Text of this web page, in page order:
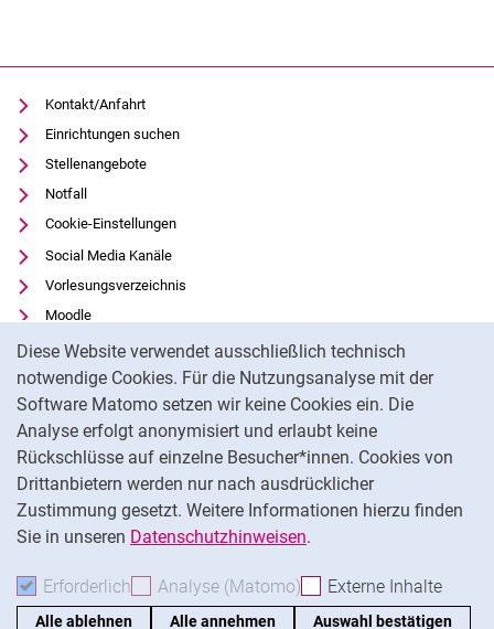
Diese Website verwendet ausschließlich technisch
notwendige Cookies. Für die Nutzungsanalyse mit der
Software Matomo setzen wir keine Cookies ein. Die
Analyse erfolgt anonymisiert und erlaubt keine
Rückschlüsse auf einzelne Besucher*innen. Cookies von
Drittanbietern werden nur nach ausdrücklicher
Zustimmung gesetzt. Weitere Informationen hierzu finden
Sie in unseren Datenschutzhinweisen.
Erforderlich Erforderliche Cookies akzeptieren
Analyse (Matomo) Analyse-Cookies
Externe Inhalte
Alle ablehnen Alle annehmen Auswahl bestätigen
Kontakt/Anfahrt
Einrichtungen suchen
Stellenangebote
Notfall
Cookie-Einstellungen
Social Media Kanäle
Vorlesungsverzeichnis
Moodle
Panopto
Universitätsbibliothek
Datenschutz
Barrierefreiheit
Transparenter KI-Einsatz